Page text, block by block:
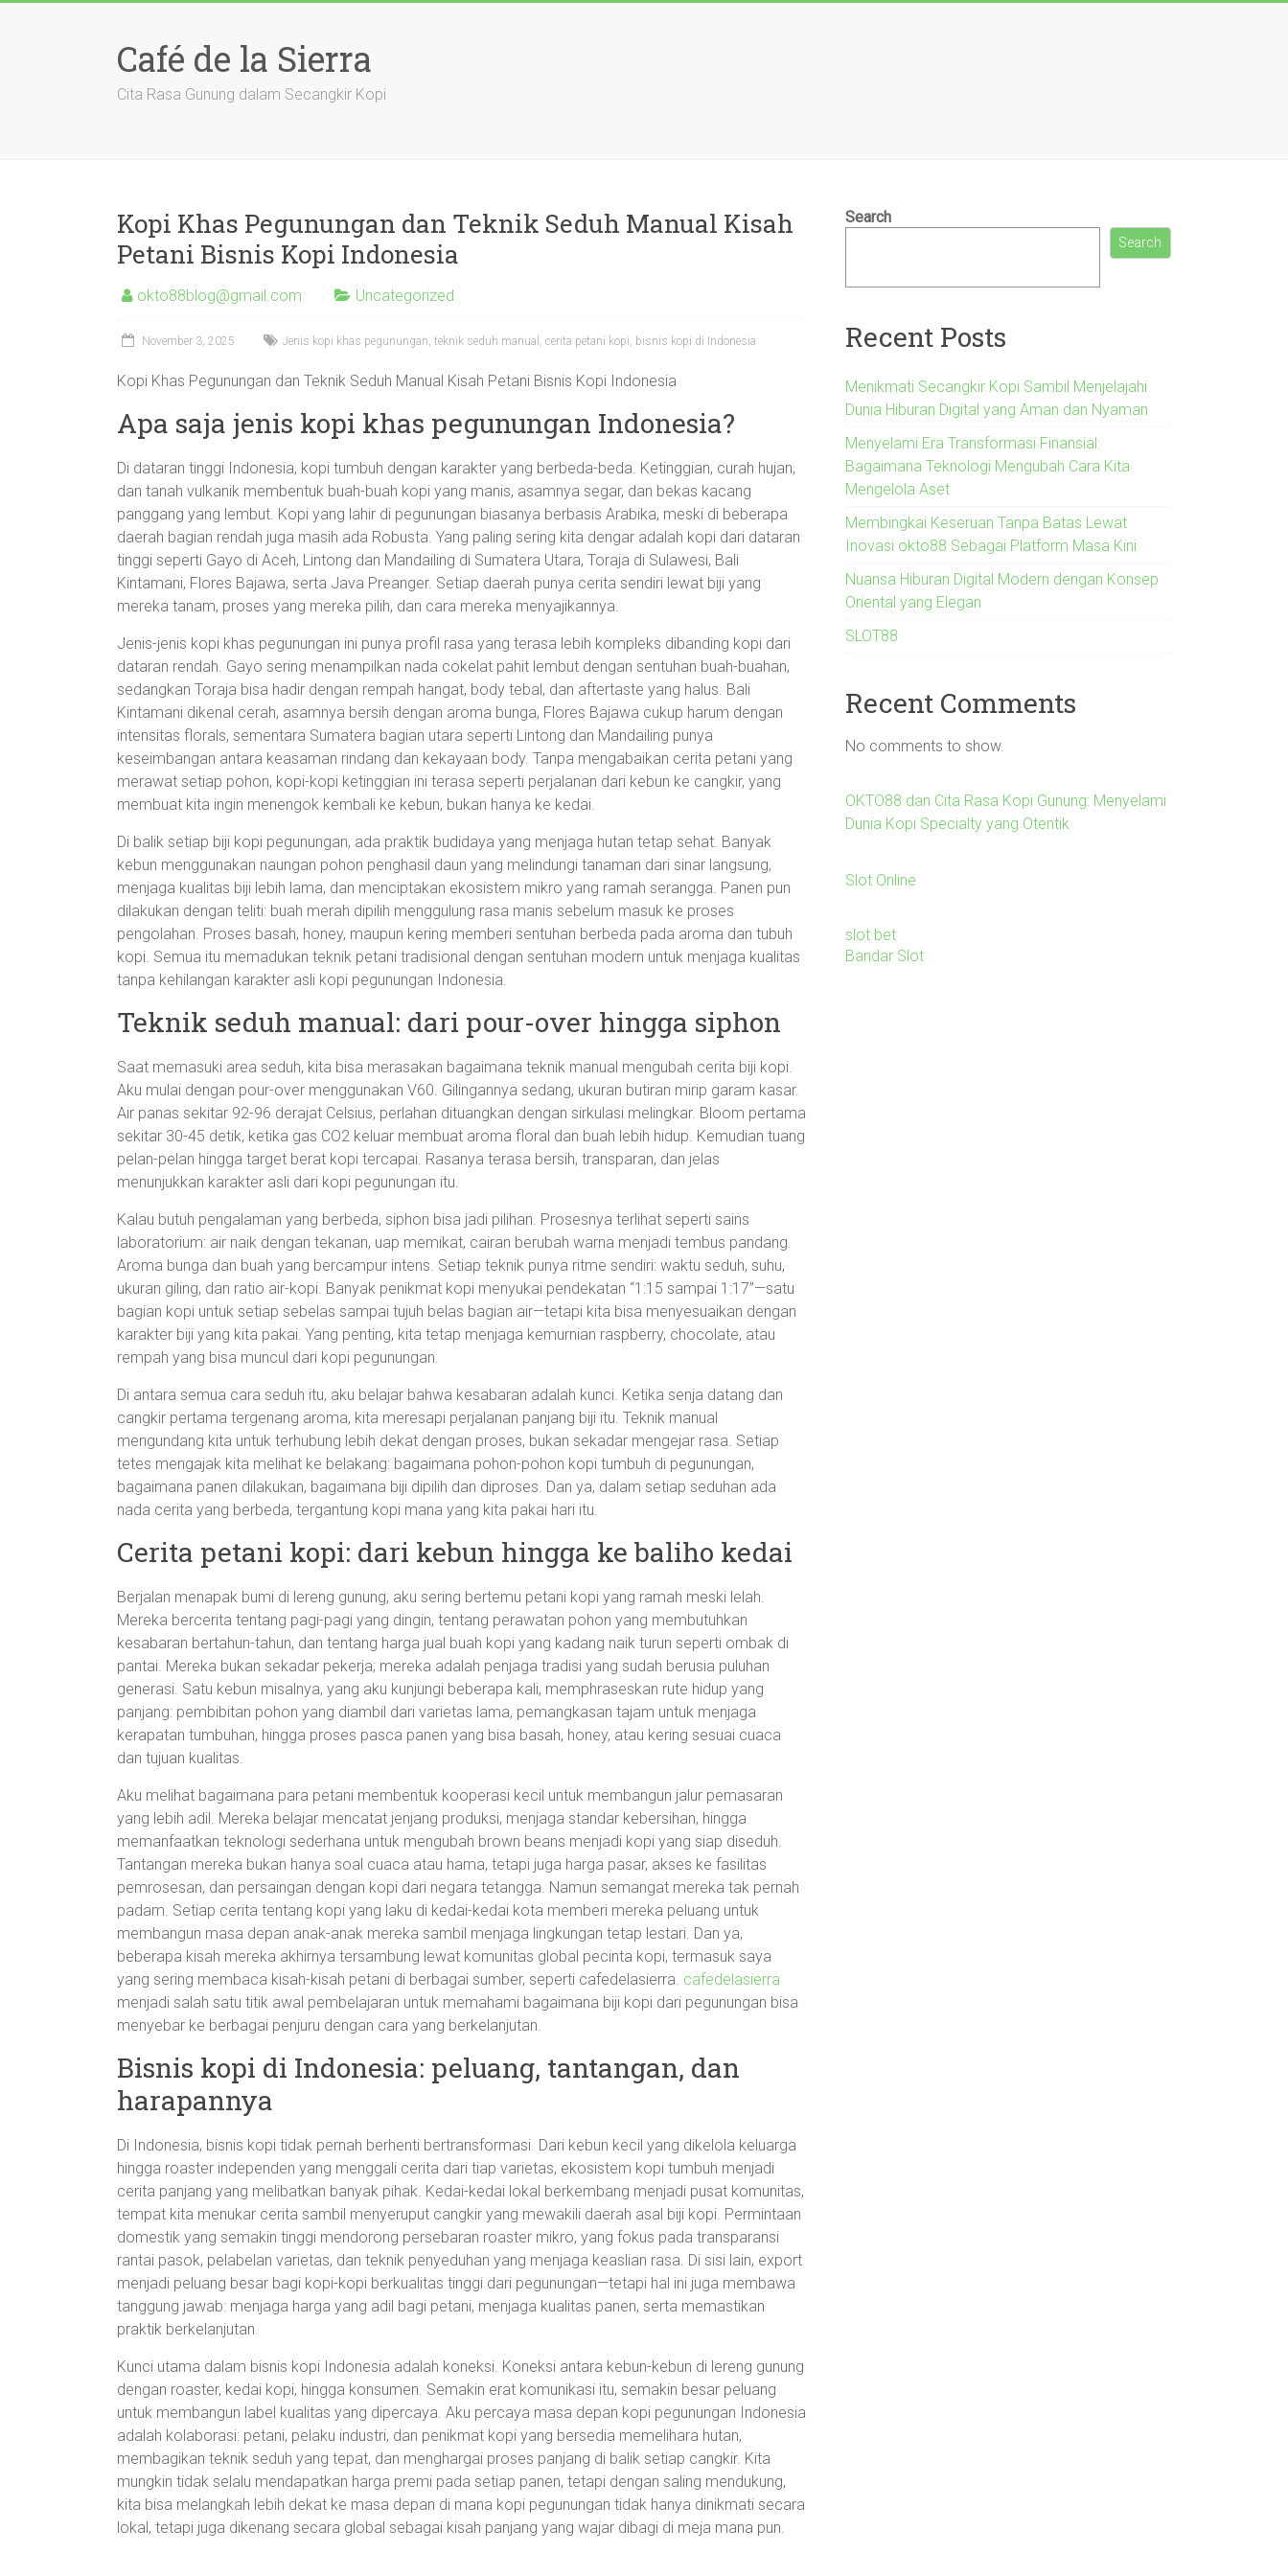
Café de la Sierra
Cita Rasa Gunung dalam Secangkir Kopi
Kopi Khas Pegunungan dan Teknik Seduh Manual Kisah
Petani Bisnis Kopi Indonesia
okto88blog@gmail.com Uncategorized
November 3, 2025 Jenis kopi khas pegunungan, teknik seduh manual, cerita petani kopi, bisnis kopi di Indonesia
Kopi Khas Pegunungan dan Teknik Seduh Manual Kisah Petani Bisnis Kopi Indonesia
Apa saja jenis kopi khas pegunungan Indonesia?
Di dataran tinggi Indonesia, kopi tumbuh dengan karakter yang berbeda-beda. Ketinggian, curah hujan,
dan tanah vulkanik membentuk buah-buah kopi yang manis, asamnya segar, dan bekas kacang
panggang yang lembut. Kopi yang lahir di pegunungan biasanya berbasis Arabika, meski di beberapa
daerah bagian rendah juga masih ada Robusta. Yang paling sering kita dengar adalah kopi dari dataran
tinggi seperti Gayo di Aceh, Lintong dan Mandailing di Sumatera Utara, Toraja di Sulawesi, Bali
Kintamani, Flores Bajawa, serta Java Preanger. Setiap daerah punya cerita sendiri lewat biji yang
mereka tanam, proses yang mereka pilih, dan cara mereka menyajikannya.
Jenis-jenis kopi khas pegunungan ini punya profil rasa yang terasa lebih kompleks dibanding kopi dari
dataran rendah. Gayo sering menampilkan nada cokelat pahit lembut dengan sentuhan buah-buahan,
sedangkan Toraja bisa hadir dengan rempah hangat, body tebal, dan aftertaste yang halus. Bali
Kintamani dikenal cerah, asamnya bersih dengan aroma bunga, Flores Bajawa cukup harum dengan
intensitas florals, sementara Sumatera bagian utara seperti Lintong dan Mandailing punya
keseimbangan antara keasaman rindang dan kekayaan body. Tanpa mengabaikan cerita petani yang
merawat setiap pohon, kopi-kopi ketinggian ini terasa seperti perjalanan dari kebun ke cangkir, yang
membuat kita ingin menengok kembali ke kebun, bukan hanya ke kedai.
Di balik setiap biji kopi pegunungan, ada praktik budidaya yang menjaga hutan tetap sehat. Banyak
kebun menggunakan naungan pohon penghasil daun yang melindungi tanaman dari sinar langsung,
menjaga kualitas biji lebih lama, dan menciptakan ekosistem mikro yang ramah serangga. Panen pun
dilakukan dengan teliti: buah merah dipilih menggulung rasa manis sebelum masuk ke proses
pengolahan. Proses basah, honey, maupun kering memberi sentuhan berbeda pada aroma dan tubuh
kopi. Semua itu memadukan teknik petani tradisional dengan sentuhan modern untuk menjaga kualitas
tanpa kehilangan karakter asli kopi pegunungan Indonesia.
Teknik seduh manual: dari pour-over hingga siphon
Saat memasuki area seduh, kita bisa merasakan bagaimana teknik manual mengubah cerita biji kopi.
Aku mulai dengan pour-over menggunakan V60. Gilingannya sedang, ukuran butiran mirip garam kasar.
Air panas sekitar 92-96 derajat Celsius, perlahan dituangkan dengan sirkulasi melingkar. Bloom pertama
sekitar 30-45 detik, ketika gas CO2 keluar membuat aroma floral dan buah lebih hidup. Kemudian tuang
pelan-pelan hingga target berat kopi tercapai. Rasanya terasa bersih, transparan, dan jelas
menunjukkan karakter asli dari kopi pegunungan itu.
Kalau butuh pengalaman yang berbeda, siphon bisa jadi pilihan. Prosesnya terlihat seperti sains
laboratorium: air naik dengan tekanan, uap memikat, cairan berubah warna menjadi tembus pandang.
Aroma bunga dan buah yang bercampur intens. Setiap teknik punya ritme sendiri: waktu seduh, suhu,
ukuran giling, dan ratio air-kopi. Banyak penikmat kopi menyukai pendekatan “1:15 sampai 1:17”—satu
bagian kopi untuk setiap sebelas sampai tujuh belas bagian air—tetapi kita bisa menyesuaikan dengan
karakter biji yang kita pakai. Yang penting, kita tetap menjaga kemurnian raspberry, chocolate, atau
rempah yang bisa muncul dari kopi pegunungan.
Di antara semua cara seduh itu, aku belajar bahwa kesabaran adalah kunci. Ketika senja datang dan
cangkir pertama tergenang aroma, kita meresapi perjalanan panjang biji itu. Teknik manual
mengundang kita untuk terhubung lebih dekat dengan proses, bukan sekadar mengejar rasa. Setiap
tetes mengajak kita melihat ke belakang: bagaimana pohon-pohon kopi tumbuh di pegunungan,
bagaimana panen dilakukan, bagaimana biji dipilih dan diproses. Dan ya, dalam setiap seduhan ada
nada cerita yang berbeda, tergantung kopi mana yang kita pakai hari itu.
Cerita petani kopi: dari kebun hingga ke baliho kedai
Berjalan menapak bumi di lereng gunung, aku sering bertemu petani kopi yang ramah meski lelah.
Mereka bercerita tentang pagi-pagi yang dingin, tentang perawatan pohon yang membutuhkan
kesabaran bertahun-tahun, dan tentang harga jual buah kopi yang kadang naik turun seperti ombak di
pantai. Mereka bukan sekadar pekerja; mereka adalah penjaga tradisi yang sudah berusia puluhan
generasi. Satu kebun misalnya, yang aku kunjungi beberapa kali, memphraseskan rute hidup yang
panjang: pembibitan pohon yang diambil dari varietas lama, pemangkasan tajam untuk menjaga
kerapatan tumbuhan, hingga proses pasca panen yang bisa basah, honey, atau kering sesuai cuaca
dan tujuan kualitas.
Aku melihat bagaimana para petani membentuk kooperasi kecil untuk membangun jalur pemasaran
yang lebih adil. Mereka belajar mencatat jenjang produksi, menjaga standar kebersihan, hingga
memanfaatkan teknologi sederhana untuk mengubah brown beans menjadi kopi yang siap diseduh.
Tantangan mereka bukan hanya soal cuaca atau hama, tetapi juga harga pasar, akses ke fasilitas
pemrosesan, dan persaingan dengan kopi dari negara tetangga. Namun semangat mereka tak pernah
padam. Setiap cerita tentang kopi yang laku di kedai-kedai kota memberi mereka peluang untuk
membangun masa depan anak-anak mereka sambil menjaga lingkungan tetap lestari. Dan ya,
beberapa kisah mereka akhirnya tersambung lewat komunitas global pecinta kopi, termasuk saya
yang sering membaca kisah-kisah petani di berbagai sumber, seperti cafedelasierra. cafedelasierra
menjadi salah satu titik awal pembelajaran untuk memahami bagaimana biji kopi dari pegunungan bisa
menyebar ke berbagai penjuru dengan cara yang berkelanjutan.
Bisnis kopi di Indonesia: peluang, tantangan, dan
harapannya
Di Indonesia, bisnis kopi tidak pernah berhenti bertransformasi. Dari kebun kecil yang dikelola keluarga
hingga roaster independen yang menggali cerita dari tiap varietas, ekosistem kopi tumbuh menjadi
cerita panjang yang melibatkan banyak pihak. Kedai-kedai lokal berkembang menjadi pusat komunitas,
tempat kita menukar cerita sambil menyeruput cangkir yang mewakili daerah asal biji kopi. Permintaan
domestik yang semakin tinggi mendorong persebaran roaster mikro, yang fokus pada transparansi
rantai pasok, pelabelan varietas, dan teknik penyeduhan yang menjaga keaslian rasa. Di sisi lain, export
menjadi peluang besar bagi kopi-kopi berkualitas tinggi dari pegunungan—tetapi hal ini juga membawa
tanggung jawab: menjaga harga yang adil bagi petani, menjaga kualitas panen, serta memastikan
praktik berkelanjutan.
Kunci utama dalam bisnis kopi Indonesia adalah koneksi. Koneksi antara kebun-kebun di lereng gunung
dengan roaster, kedai kopi, hingga konsumen. Semakin erat komunikasi itu, semakin besar peluang
untuk membangun label kualitas yang dipercaya. Aku percaya masa depan kopi pegunungan Indonesia
adalah kolaborasi: petani, pelaku industri, dan penikmat kopi yang bersedia memelihara hutan,
membagikan teknik seduh yang tepat, dan menghargai proses panjang di balik setiap cangkir. Kita
mungkin tidak selalu mendapatkan harga premi pada setiap panen, tetapi dengan saling mendukung,
kita bisa melangkah lebih dekat ke masa depan di mana kopi pegunungan tidak hanya dinikmati secara
lokal, tetapi juga dikenang secara global sebagai kisah panjang yang wajar dibagi di meja mana pun.
Search
Search
Recent Posts
Menikmati Secangkir Kopi Sambil Menjelajahi
Dunia Hiburan Digital yang Aman dan Nyaman
Menyelami Era Transformasi Finansial:
Bagaimana Teknologi Mengubah Cara Kita
Mengelola Aset
Membingkai Keseruan Tanpa Batas Lewat
Inovasi okto88 Sebagai Platform Masa Kini
Nuansa Hiburan Digital Modern dengan Konsep
Oriental yang Elegan
SLOT88
Recent Comments
No comments to show.
OKTO88 dan Cita Rasa Kopi Gunung: Menyelami
Dunia Kopi Specialty yang Otentik
Slot Online
slot bet
Bandar Slot